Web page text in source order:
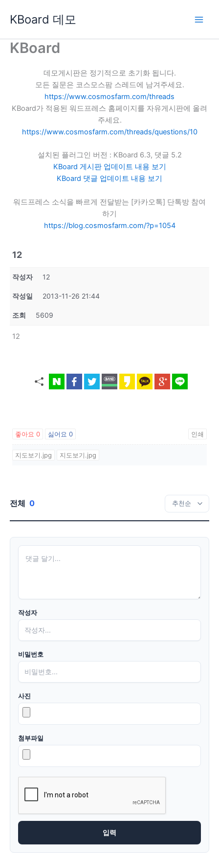
로
KBoard 데모
KBoard
데모게시판은 정기적으로 초기화 됩니다.
모든 질문은 코스모스팜 스레드에 남겨주세요.
https://www.cosmosfarm.com/threads
KBoard가 적용된 워드프레스 홈페이지를 자유게시판에 올려
주세요.
https://www.cosmosfarm.com/threads/questions/10
설치된 플러그인 버전 : KBoard 6.3, 댓글 5.2
KBoard 게시판 업데이트 내용 보기
KBoard 댓글 업데이트 내용 보기
워드프레스 소식을 빠르게 전달받는 [카카오톡] 단톡방 참여
하기
https://blog.cosmosfarm.com/?p=1054
12
작성자 12
작성일 2013-11-26 21:44
조회 5609
12
좋아요 0 싫어요 0 인쇄
지도보기.jpg 지도보기.jpg
전체 0
작성자
비밀번호
사진
첨부파일